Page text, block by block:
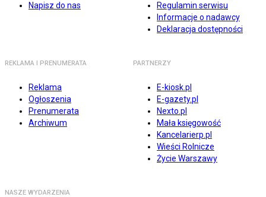
Napisz do nas
Regulamin serwisu
Informacje o nadawcy
Deklaracja dostępności
REKLAMA I PRENUMERATA
Reklama
Ogłoszenia
Prenumerata
Archiwum
PARTNERZY
E-kiosk.pl
E-gazety.pl
Nexto.pl
Mała księgowość
Kancelarierp.pl
Wieści Rolnicze
Życie Warszawy
NASZE WYDARZENIA